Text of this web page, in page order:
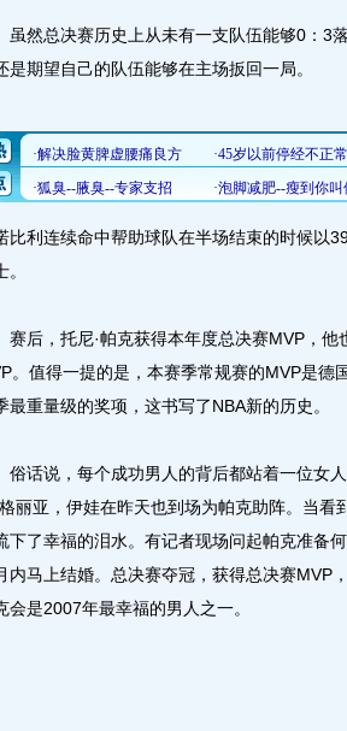
然总决赛历史上从未有一支队伍能够0：3
是期望自己的队伍能够在主场扳回一局。
比利连续命中帮助球队在半场结束的时候以
。
，托尼·帕克获得本年度总决赛MVP，他
。值得一提的是，本赛季常规赛的MVP是德
最重量级的奖项，这书写了NBA新的历史。
说，每个成功男人的背后都站着一位女人
丽亚，伊娃在昨天也到场为帕克助阵。当
下了幸福的泪水。有记者现场问起帕克准备
内马上结婚。总决赛夺冠，获得总决赛MVP
会是2007年最幸福的男人之一。